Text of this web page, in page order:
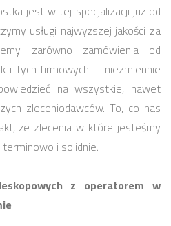
jest w tej specjalizacji już od
usługi najwyższej jakości za
zarówno zamówienia od
i tych firmowych – niezmiennie
na wszystkie, nawet
zleceniodawców. To, co nas
że zlecenia w które jesteśmy
i solidnie.
z operatorem w